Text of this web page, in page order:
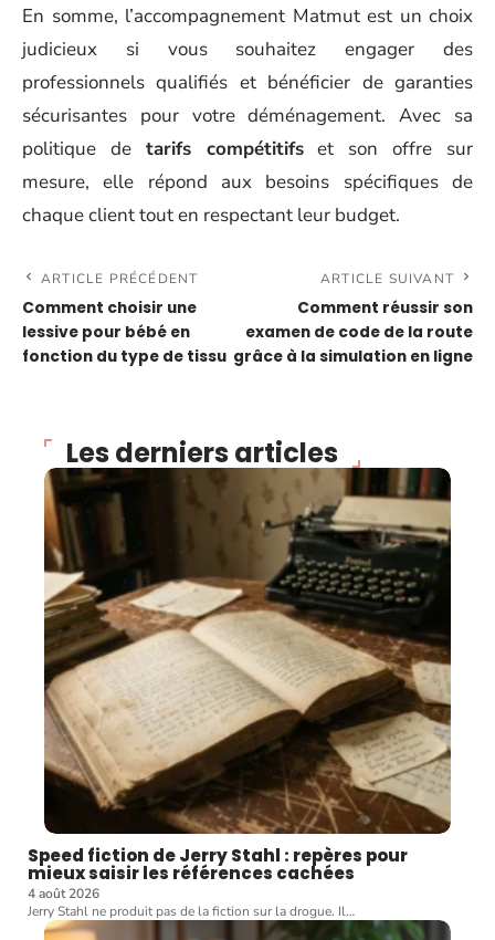
En somme, l’accompagnement Matmut est un choix
judicieux si vous souhaitez engager des
professionnels qualifiés et bénéficier de garanties
sécurisantes pour votre déménagement. Avec sa
politique de tarifs compétitifset son offre sur
mesure, elle répond aux besoins spécifiques de
chaque client tout en respectant leur budget.
ARTICLE PRÉCÉDENT
Comment choisir une
lessive pour bébé en
fonction du type de tissu
ARTICLE SUIVANT
Comment réussir son
examen de code de la route
grâce à la simulation en ligne
Les derniers articles
Speed fiction de Jerry Stahl : repères pour
mieux saisir les références cachées
4 août 2026
Jerry Stahl ne produit pas de la fiction sur la drogue. Il…